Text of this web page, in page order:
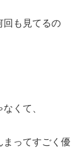
回も見てるの
くて、
まってすごく優